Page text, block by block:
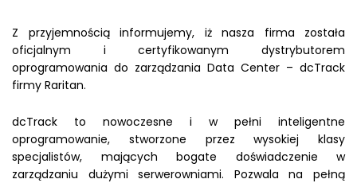
Z przyjemnością informujemy, iż nasza firma została
oficjalnym i certyfikowanym dystrybutorem
oprogramowania do zarządzania Data Center – dcTrack
firmy Raritan.
dcTrack to nowoczesne i w pełni inteligentne
oprogramowanie, stworzone przez wysokiej klasy
specjalistów, mających bogate doświadczenie w
zarządzaniu dużymi serwerowniami. Pozwala na pełną